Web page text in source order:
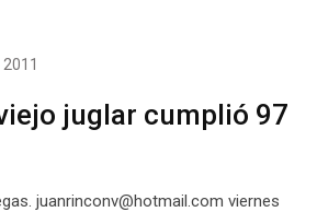
juglar cumplió 97
juanrinconv@hotmail.com viernes